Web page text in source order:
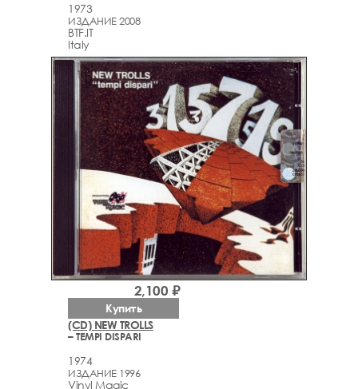
1973
ИЗДАНИЕ 2008
BTF.IT
Italy
(CD) NEW TROLLS
– TEMPI DISPARI
1974
ИЗДАНИЕ 1996
Vinyl Magic
2,100 ₽
Купить